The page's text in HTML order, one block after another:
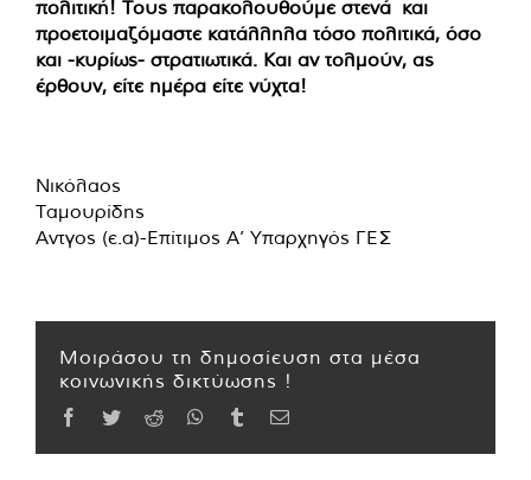
πολιτική! Τους παρακολουθούμε στενά και
προετοιμαζόμαστε κατάλληλα τόσο πολιτικά, όσο
και -κυρίως- στρατιωτικά. Και αν τολμούν, ας
έρθουν, είτε ημέρα είτε νύχτα!
Νικόλαος
Αντγος (ε.α)-Επίτιμος Α’ Υπαρχηγός ΓΕΣ
Μοιράσου τη δημοσίευση στα μέσα
κοινωνικής δικτύωσης !
Facebook
TwitterReddit WhatsApp
TumblrEmail